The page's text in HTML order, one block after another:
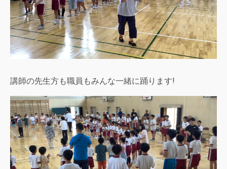
講師の先生方も職員もみんな一緒に踊ります!